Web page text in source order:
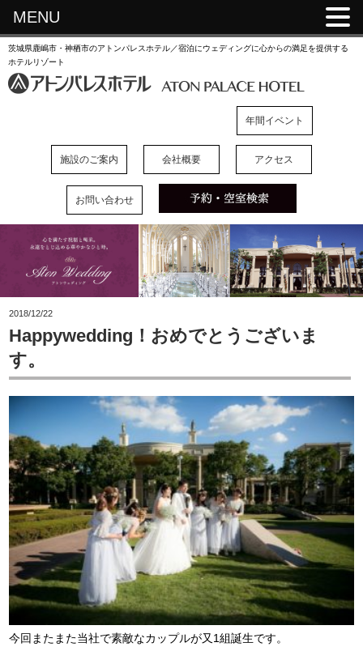
茨城県鹿嶋市・神栖市のアトンパレスホテル／宿泊にウェディングに心からの満足を提供する
ホテルリゾート
年間イベント
施設のご案内 会社概要 アクセス
お問い合わせ
2018/12/22
Happywedding！おめでとうございま
す。
今回またまた当社で素敵なカップルが又1組誕生です。
MENU